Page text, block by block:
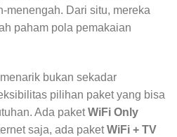
menengah. Dari situ, mereka
paham pola pemakaian
bukan sekadar
pilihan paket yang bisa
Ada paketWiFi Only
saja, ada paketWiFi + TV